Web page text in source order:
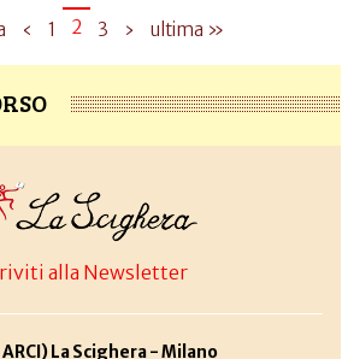
‹ 1 2 3 › ultima »
alla Newsletter
La Scighera - Milano